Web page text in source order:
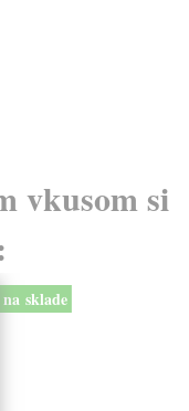
vkusom si
na sklade